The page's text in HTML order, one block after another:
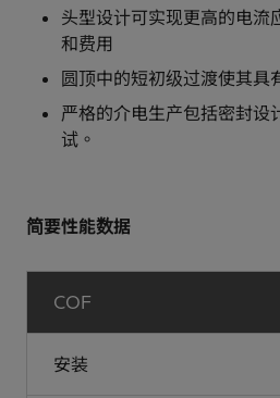
头型设计可实现更高的电流
和费用
圆顶中的短初级过渡使其具
严格的介电生产包括密封设
试。
简要性能数据
COF
安装